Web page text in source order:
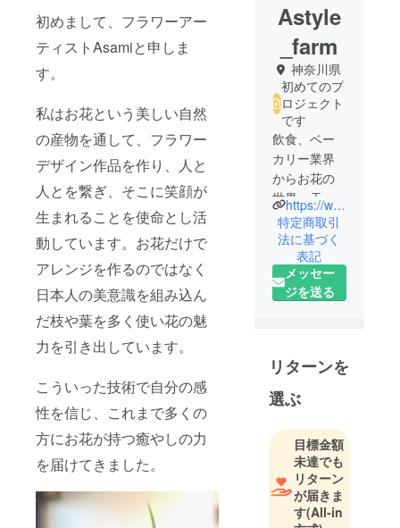
初めまして、フラワーアー
ティストAsamiと申しま
す。
私はお花という美しい自然
の産物を通して、フラワー
デザイン作品を作り、人と
人とを繋ぎ、そこに笑顔が
生まれることを使命とし活
動しています。お花だけで
アレンジを作るのではなく
日本人の美意識を組み込ん
だ枝や葉を多く使い花の魅
力を引き出しています。
こういった技術で自分の感
性を信じ、これまで多くの
方にお花が持つ癒やしの力
を届けてきました。
Astyle
_farm
神奈川県
初めてのプ
ロジェクト
です
飲食、ベー
カリー業界
からお花の
世界へ天
職。
2018年～ゼ
ロからフラ
ワーデザイ
ンを学び
ワーアレン
ジメント制
作、作品展
理など日々
フラワー
アーティス
トとしてフ
リーでお花
https://www.instagram.com/astyle.farm_flowerart?igsh=NmhuNjRsNmltbWsy
特定商取引
法に基づく
表記
メッセー
ジを送る
リターンを
選ぶ
目標金額
未達でも
リターン
が届きま
す(All-in